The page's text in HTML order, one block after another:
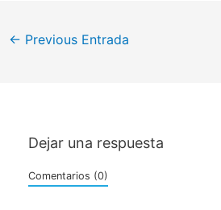
Navegación
← Previous Entrada
Dejar una respuesta
Comentarios (0)